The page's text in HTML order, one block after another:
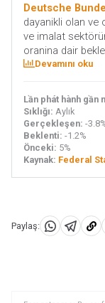
Deutsche
dayanikli olan ve
ve imalat
oranina dair
Devamını oku
Lần phát hành gần
Sıklığı: Aylık
Gerçekleşen: -
Beklenti: -1.2%
Önceki: 5%
Kaynak: Federal
Paylaş:
WhatsApp'da